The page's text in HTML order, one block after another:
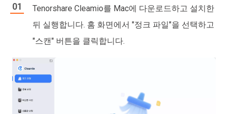
Tenorshare Cleamio를 Mac에 다운로드하고 설치한
뒤 실행합니다. 홈 화면에서 "정크 파일"을 선택하고
"스캔" 버튼을 클릭합니다.